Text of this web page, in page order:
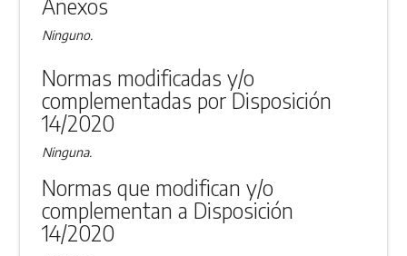
Anexos
Ninguno.
Normas modificadas y/o
complementadas por Disposición
14/2020
Ninguna.
Normas que modifican y/o
complementan a Disposición
14/2020